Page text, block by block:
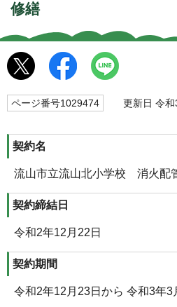
修繕
ページ番号1029474 更新日 令和
契約名
流山市立流山北小学校 消火配
契約締結日
令和2年12月22日
契約期間
令和2年12月23日から 令和3年3